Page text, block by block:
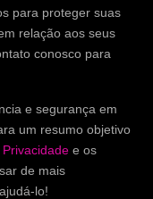
para proteger suas
relação aos seus
conosco para
e segurança em
um resumo objetivo
e os
de mais
lo!